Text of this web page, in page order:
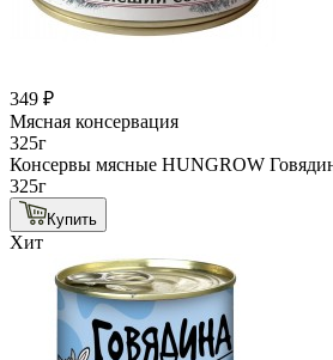
349 ₽
Мясная консервация
325г
Консервы мясные HUNGROW
325г
Купить
Хит